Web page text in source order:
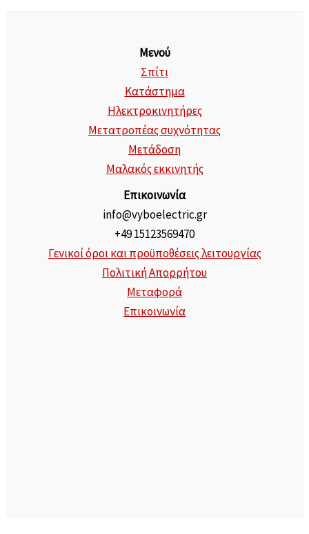
Μενού
Σπίτι
Κατάστημα
Ηλεκτροκινητήρες
Μετατροπέας συχνότητας
Μετάδοση
Μαλακός εκκινητής
Επικοινωνία
info@vyboelectric.gr
+49 15123569470
Γενικοί όροι και προϋποθέσεις λειτουργίας
Πολιτική Απορρήτου
Μεταφορά
Επικοινωνία